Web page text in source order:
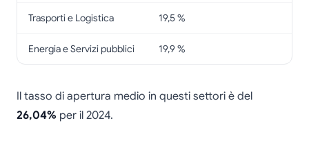
Trasporti e Logistica 19,5 %
Energia e Servizi pubblici 19,9 %
Il tasso di apertura medio in questi settori è del
26,04% per il 2024.